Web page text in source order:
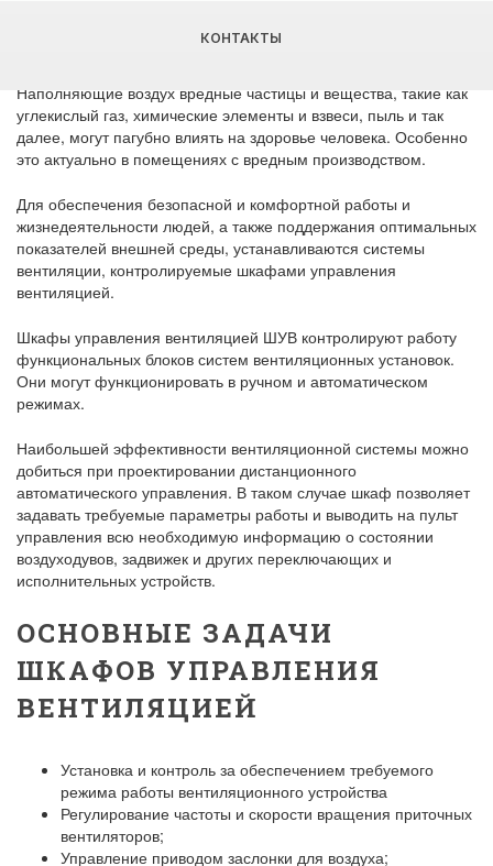
КОНТАКТЫ
Важнейшую роль в любом производственном и бытовом
Наполняющие воздух вредные частицы и вещества, такие как
углекислый газ, химические элементы и взвеси, пыль и так
далее, могут пагубно влиять на здоровье человека. Особенно
это актуально в помещениях с вредным производством.
Для обеспечения безопасной и комфортной работы и
жизнедеятельности людей, а также поддержания оптимальных
показателей внешней среды, устанавливаются системы
вентиляции, контролируемые шкафами управления
вентиляцией.
Шкафы управления вентиляцией ШУВ контролируют работу
функциональных блоков систем вентиляционных установок.
Они могут функционировать в ручном и автоматическом
режимах.
Наибольшей эффективности вентиляционной системы можно
добиться при проектировании дистанционного
автоматического управления. В таком случае шкаф позволяет
задавать требуемые параметры работы и выводить на пульт
управления всю необходимую информацию о состоянии
воздуходувов, задвижек и других переключающих и
исполнительных устройств.
ОСНОВНЫЕ ЗАДАЧИ
ШКАФОВ УПРАВЛЕНИЯ
ВЕНТИЛЯЦИЕЙ
Установка и контроль за обеспечением требуемого
режима работы вентиляционного устройства
Регулирование частоты и скорости вращения приточных
вентиляторов;
Управление приводом заслонки для воздуха;